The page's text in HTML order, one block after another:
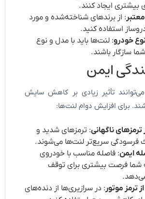
ایجاد کنند.
: از برندهای شناخته‌شده و مورد
استفاده کنید.
خودرو: لنت‌ها باید با مدل و نوع
سازگار باشند.
ایمن
می‌توانند تأثیر زیادی بر کاهش سایش
برای افزایش دوام لنت‌ها:
ترمزهای ناگهانی: ترمزهای شدید و
فرسودگی سریع‌تر لنت‌ها می‌شوند.
ایمن: فاصله مناسب با خودروی
شما فرصت بیشتری برای توقف
ترمز موتور : در سرازیری‌ها از دنده‌های